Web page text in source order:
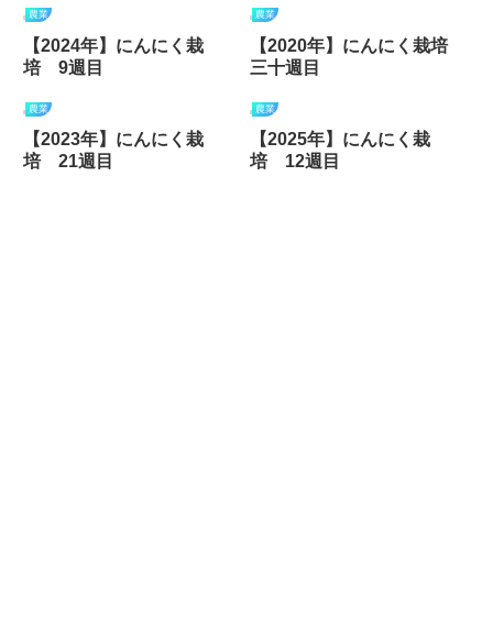
農業
【2024年】にんにく栽
培 9週目
農業
【2020年】にんにく栽培
三十週目
農業
【2023年】にんにく栽
培 21週目
農業
【2025年】にんにく栽
培 12週目